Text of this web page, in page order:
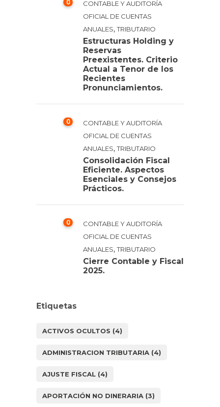
0
CONTABLE Y AUDITORÍA
OFICIAL DE CUENTAS
ANUALES,TRIBUTARIO
Estructuras Holding y
Reservas
Preexistentes. Criterio
Actual a Tenor de los
Recientes
Pronunciamientos.
0
CONTABLE Y AUDITORÍA
OFICIAL DE CUENTAS
ANUALES,TRIBUTARIO
Consolidación Fiscal
Eficiente. Aspectos
Esenciales y Consejos
Prácticos.
0
CONTABLE Y AUDITORÍA
OFICIAL DE CUENTAS
ANUALES,TRIBUTARIO
Cierre Contable y Fiscal
2025.
Etiquetas
ACTIVOS OCULTOS (4)
ADMINISTRACION TRIBUTARIA (4)
AJUSTE FISCAL (4)
APORTACIÓN NO DINERARIA (3)